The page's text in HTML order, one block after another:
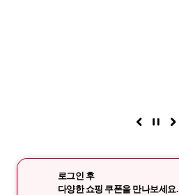
로그인 후
다양한 쇼핑 쿠폰을 만나보세요.